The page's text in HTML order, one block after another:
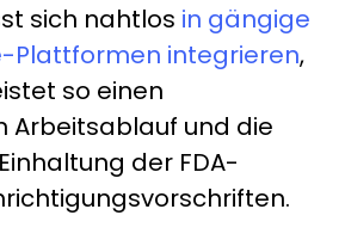
sich nahtlos in gängige
Plattformen integrieren,
so einen
Arbeitsablauf und die
der FDA-